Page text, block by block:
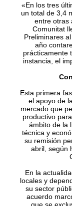
«En los tres
un total de 3,4
entre otras
Comunitat
Preliminares
año
prácticamente
instancia, el
Esta primera
el apoyo de
mercado que
productivo
ámbito de la
técnica y
su remisión
abril, según
En la
locales y
su sector
acuerdo